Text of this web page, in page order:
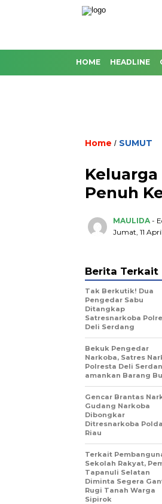
HOME HEADLINE
Home / SUMUT
Keluarga
Penuh
MAULIDA -
Jumat, 11
Berita Terkait
Tak Berkutik! Dua
Pengedar Sabu
Ditangkap
Satresnarkoba
Deli Serdang
Bekuk Pengedar
Narkoba, Satres
Polresta Deli
amankan Barang
Gencar Brantas
Gudang Narkoba
Dibongkar
Ditresnarkoba Polda
Riau
Terkait
Sekolah Rakyat,
Tapanuli Selatan
Diminta Segera
Rugi Tanah Warga
Sipirok